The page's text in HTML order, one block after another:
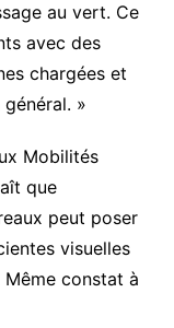
au vert. Ce
avec des
chargées et
»
Mobilités
que
peut poser
visuelles
constat à